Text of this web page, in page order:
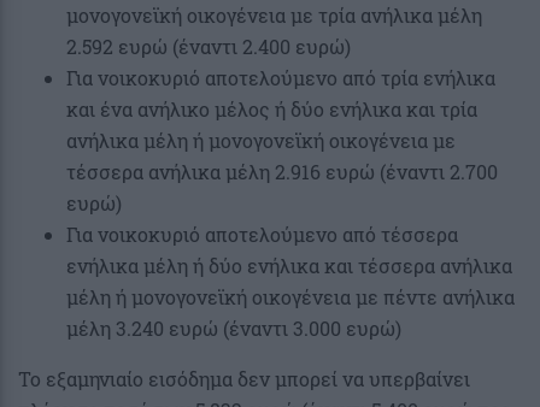
μονογονεϊκή οικογένεια με τρία ανήλικα μέλη
2.592 ευρώ (έναντι 2.400 ευρώ)
Για νοικοκυριό αποτελούμενο από τρία ενήλικα
και ένα ανήλικο μέλος ή δύο ενήλικα και τρία
ανήλικα μέλη ή μονογονεϊκή οικογένεια με
τέσσερα ανήλικα μέλη 2.916 ευρώ (έναντι 2.700
ευρώ)
Για νοικοκυριό αποτελούμενο από τέσσερα
ενήλικα μέλη ή δύο ενήλικα και τέσσερα ανήλικα
μέλη ή μονογονεϊκή οικογένεια με πέντε ανήλικα
μέλη 3.240 ευρώ (έναντι 3.000 ευρώ)
Το εξαμηνιαίο εισόδημα δεν μπορεί να υπερβαίνει